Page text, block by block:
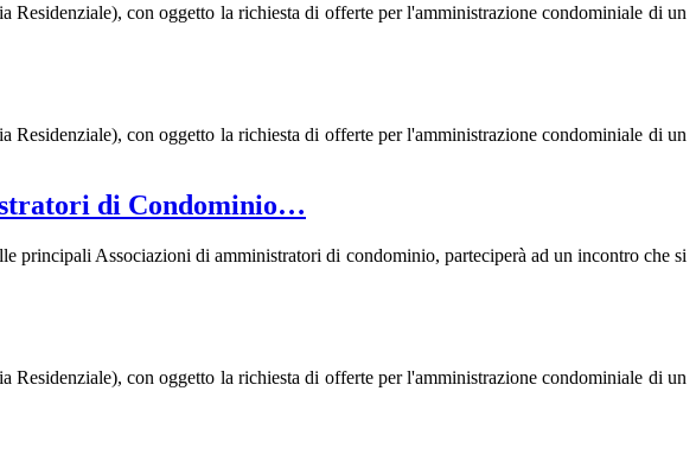
con oggetto la richiesta di offerte per l'amministrazione condominiale di un
con oggetto la richiesta di offerte per l'amministrazione condominiale di un
di Condominio…
Associazioni di amministratori di condominio, parteciperà ad un incontro che si
con oggetto la richiesta di offerte per l'amministrazione condominiale di un